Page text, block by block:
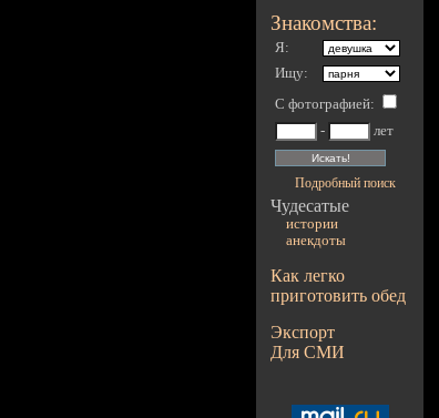
Знакомства:
Я:
Ищу:
С фотографией:
-
лет
Подробный поиск
Чудесатые
истории
анекдоты
Как легко
приготовить обед
Экспорт
Для СМИ